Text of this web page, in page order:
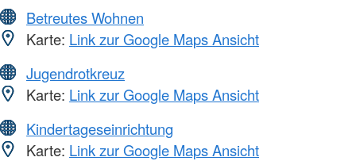
Betreutes Wohnen
Karte: Link zur Google Maps Ansicht
Jugendrotkreuz
Karte: Link zur Google Maps Ansicht
Kindertageseinrichtung
Karte: Link zur Google Maps Ansicht